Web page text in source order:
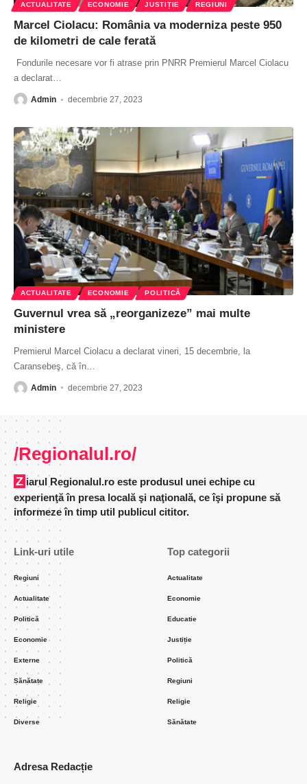
ACTUALITATE ECONOMIE JUSTIȚIE REGIUNI
Marcel Ciolacu: România va moderniza peste 950
de kilometri de cale ferată
Fondurile necesare vor fi atrase prin PNRR Premierul Marcel Ciolacu
a declarat…
Admin decembrie 27, 2023
ACTUALITATE ECONOMIE POLITICĂ
Guvernul vrea să „reorganizeze” mai multe
ministere
Premierul Marcel Ciolacu a declarat vineri, 15 decembrie, la
Caransebeş, că în
Admin decembrie 27, 2023
/Regionalul.ro/
Ziarul Regionalul.ro este produsul unei echipe cu
experienţă în presa locală şi naţională, ce îşi propune să
informeze în timp util publicul cititor.
Link-uri utile
Regiuni
Actualitate
Politică
Economie
Externe
Sănătate
Religie
Diverse
Top categorii
Actualitate
Economie
Educatie
Justiție
Politică
Regiuni
Religie
Sănătate
Adresa Redacție